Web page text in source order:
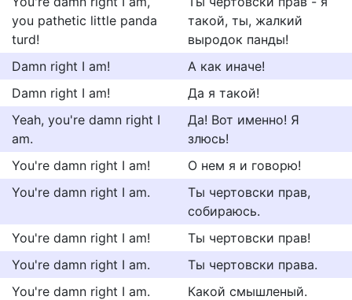
you pathetic little panda
turd!
такой, ты, жалкий
выродок панды!
Damn right I am!
А как иначе!
Damn right I am!
Да я такой!
Yeah, you're damn right I
am.
Да! Вот именно! Я
злюсь!
You're damn right I am!
О нем я и говорю!
You're damn right I am.
Ты чертовски прав,
собираюсь.
You're damn right I am!
Ты чертовски прав!
You're damn right I am.
Ты чертовски права.
You're damn right I am.
Какой смышленый.